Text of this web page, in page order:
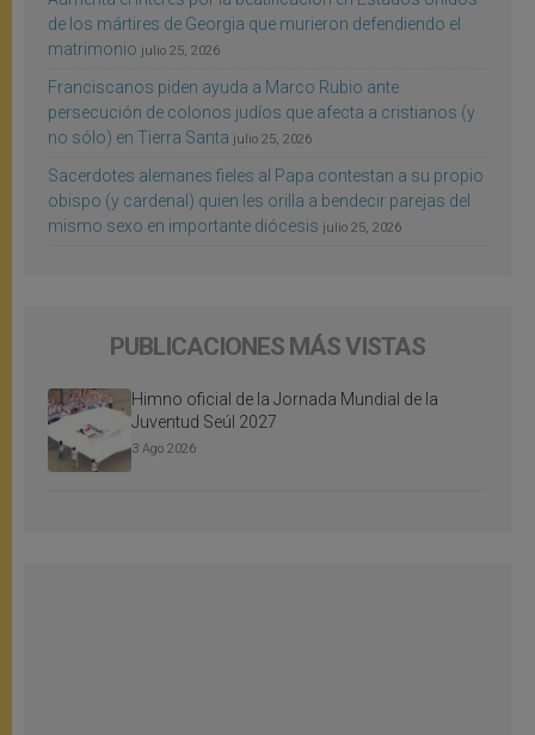
de los mártires de Georgia que murieron defendiendo el
matrimonio julio 25, 2026
Franciscanos piden ayuda a Marco Rubio ante
persecución de colonos judíos que afecta a cristianos (y
no sólo) en Tierra Santa julio 25, 2026
Sacerdotes alemanes fieles al Papa contestan a su propio
obispo (y cardenal) quien les orilla a bendecir parejas del
mismo sexo en importante diócesis julio 25, 2026
PUBLICACIONES MÁS VISTAS
Himno oficial de la Jornada Mundial de la
Juventud Seúl 2027
3 Ago 2026